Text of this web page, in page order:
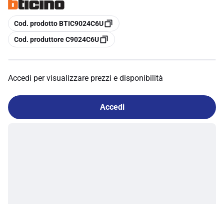
copia
Cod. prodotto BTIC9024C6U
copia
Cod. produttore C9024C6U
Accedi per visualizzare prezzi e disponibilità
Accedi